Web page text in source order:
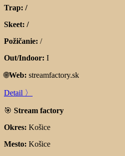
Trap: /
Skeet: /
Požičanie: /
Out/Indoor: I
🌐Web: streamfactory.sk
Detail 〉
🎯 Stream factory
Okres: Košice
Mesto: Košice